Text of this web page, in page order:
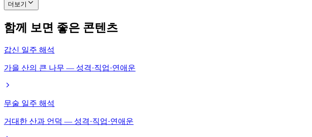
더보기
함께 보면 좋은 콘텐츠
갑신 일주 해석
가을 산의 큰 나무 — 성격·직업·연애운
무술 일주 해석
거대한 산과 언덕 — 성격·직업·연애운